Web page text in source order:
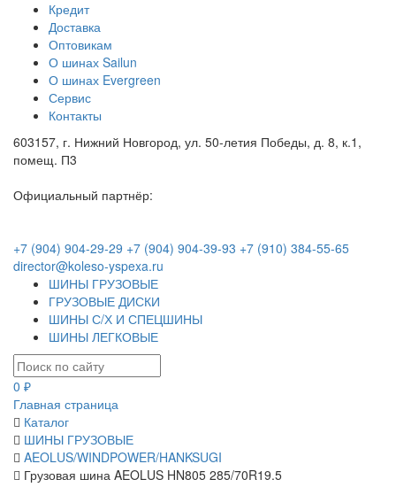
Кредит
Доставка
Оптовикам
О шинах Sailun
О шинах Evergreen
Сервис
Контакты
603157, г. Нижний Новгород, ул. 50-летия Победы, д. 8, к.1,
помещ. П3
Официальный партнёр:
+7 (904) 904-29-29 +7 (904) 904-39-93 +7 (910) 384-55-65
director@koleso-yspexa.ru
ШИНЫ ГРУЗОВЫЕ
ГРУЗОВЫЕ ДИСКИ
ШИНЫ С/Х И СПЕЦШИНЫ
ШИНЫ ЛЕГКОВЫЕ
0 ₽
Главная страница
Каталог
ШИНЫ ГРУЗОВЫЕ
AEOLUS/WINDPOWER/HANKSUGI
Грузовая шина AEOLUS HN805 285/70R19.5